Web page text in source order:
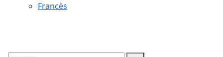
Francès